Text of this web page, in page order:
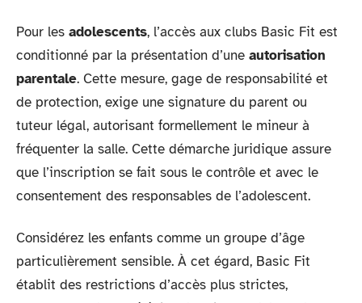
Pour les adolescents, l’accès aux clubs Basic Fit est
conditionné par la présentation d’une autorisation
parentale. Cette mesure, gage de responsabilité et
de protection, exige une signature du parent ou
tuteur légal, autorisant formellement le mineur à
fréquenter la salle. Cette démarche juridique assure
que l’inscription se fait sous le contrôle et avec le
consentement des responsables de l’adolescent.
Considérez les enfants comme un groupe d’âge
particulièrement sensible. À cet égard, Basic Fit
établit des restrictions d’accès plus strictes,